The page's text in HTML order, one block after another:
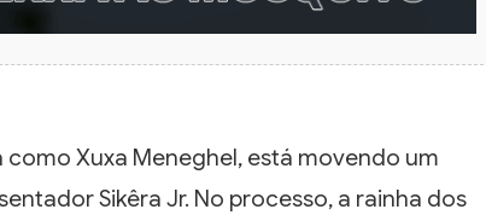
Xuxa Meneghel, está movendo um
Sikêra Jr. No processo, a rainha dos